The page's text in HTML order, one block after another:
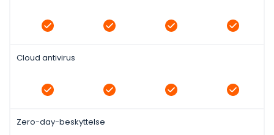
Cloud antivirus
Zero-day-beskyttelse